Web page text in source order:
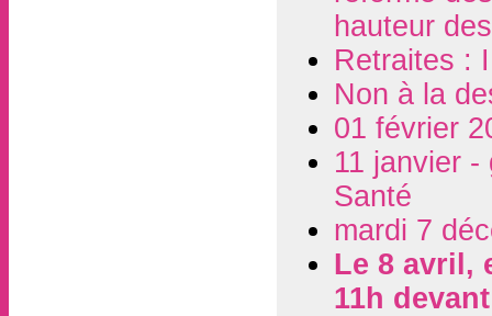
hauteur
Retraites :
Non à la
01 février
11 janvier
Santé
mardi 7
Le 8 avril,
11h